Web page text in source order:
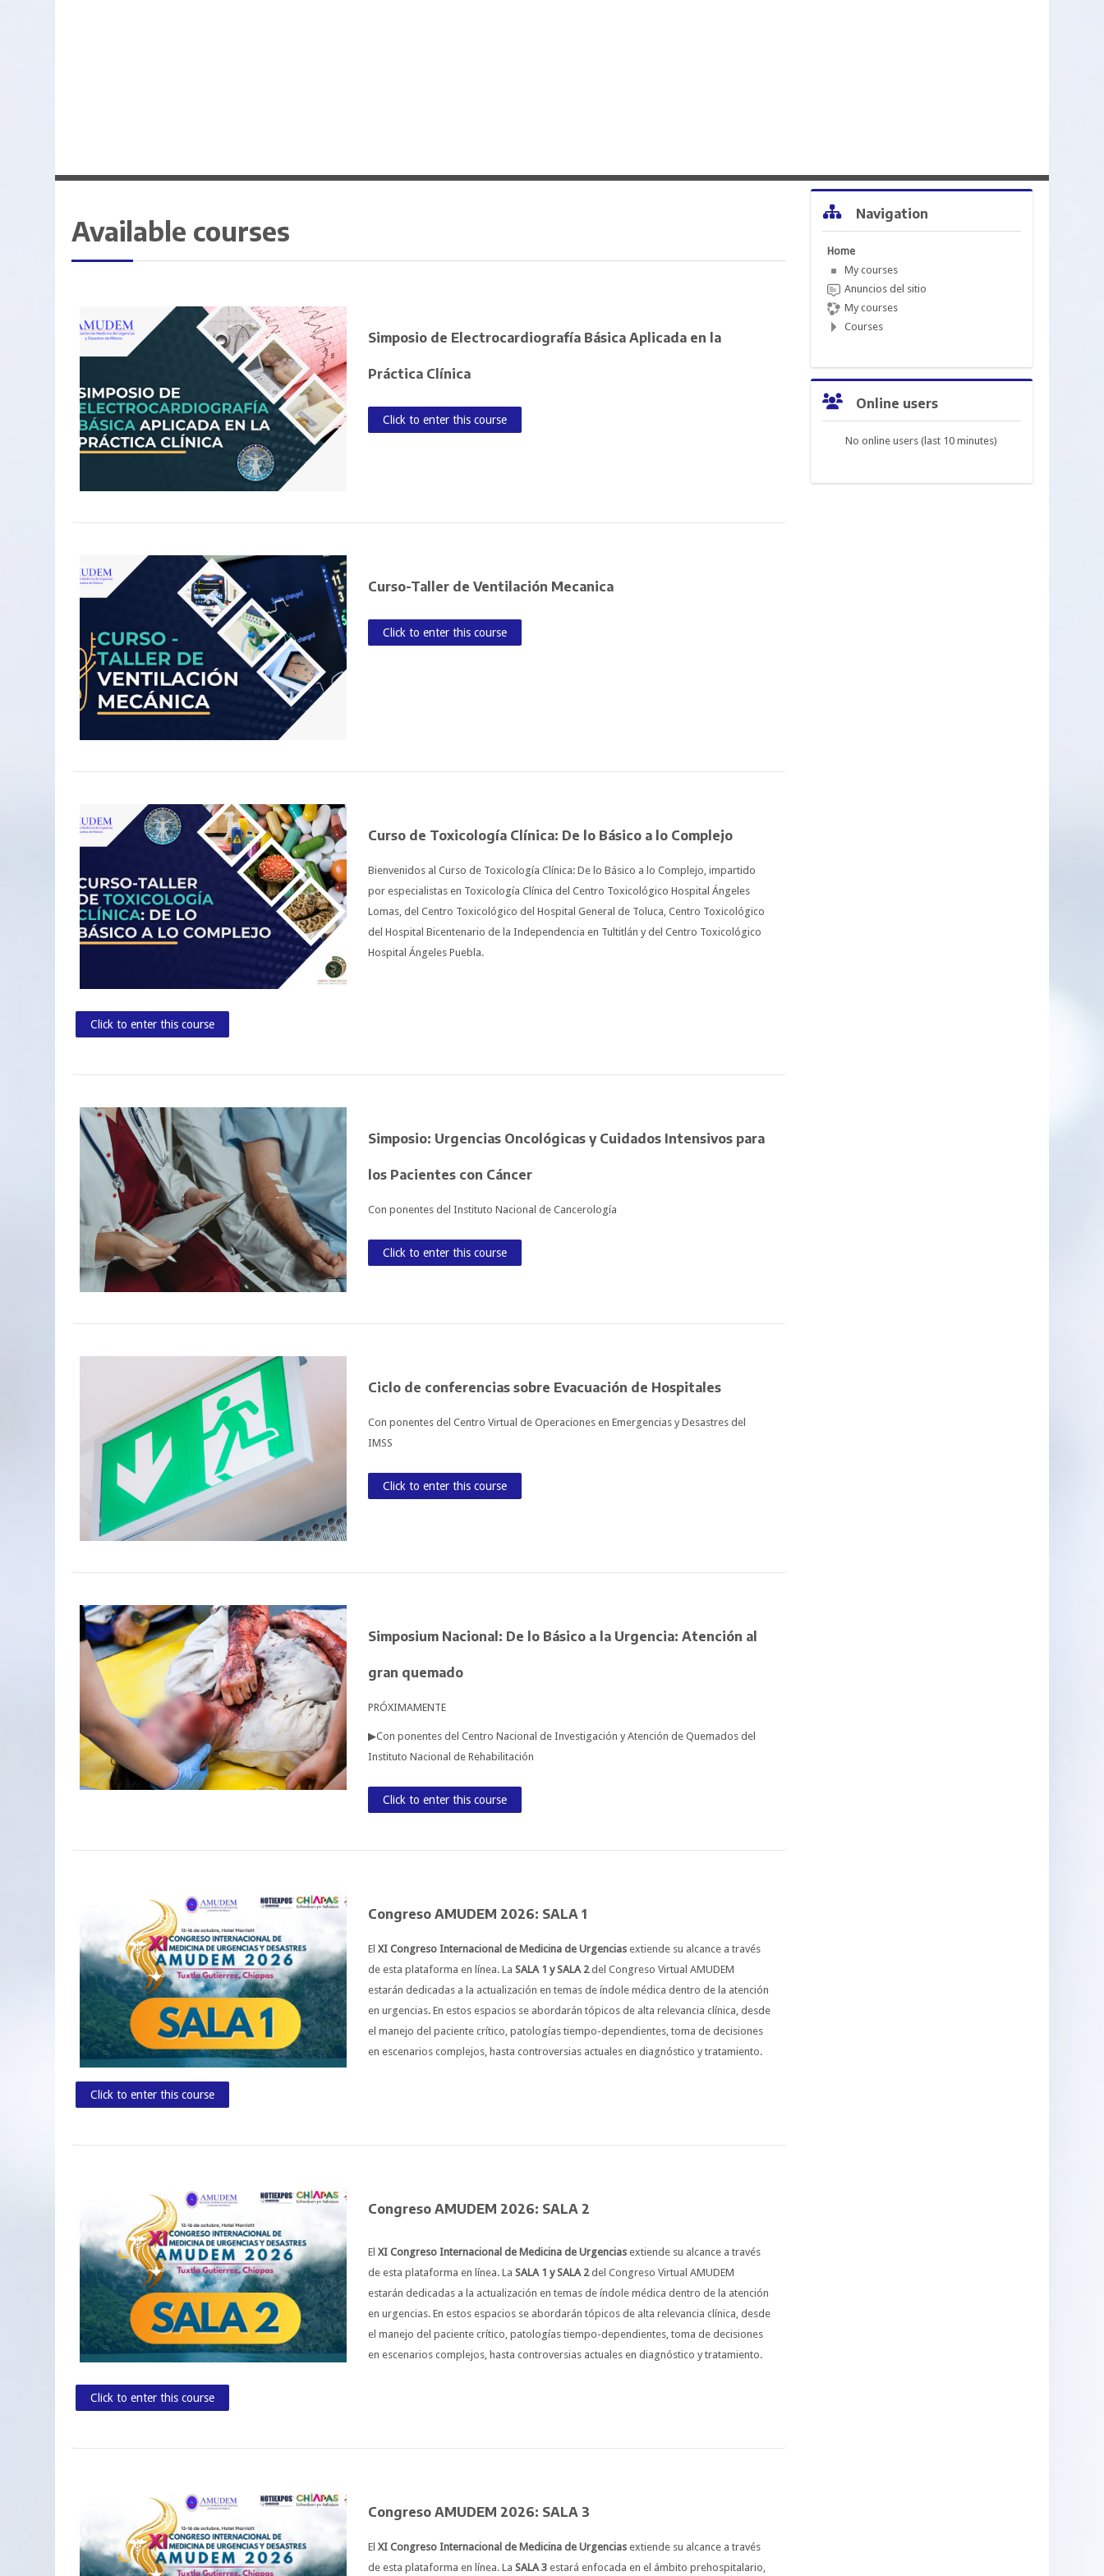
Available courses
Simposio de Electrocardiografía Básica Aplicada en la
Práctica Clínica
Click to enter this course
Curso-Taller de Ventilación Mecanica
Click to enter this course
Curso de Toxicología Clínica: De lo Básico a lo Complejo
Bienvenidos al Curso de Toxicología Clínica: De lo Básico a lo Complejo, impartido
por especialistas en Toxicología Clínica del Centro Toxicológico Hospital Ángeles
Lomas, del Centro Toxicológico del Hospital General de Toluca, Centro Toxicológico
del Hospital Bicentenario de la Independencia en Tultitlán y del Centro Toxicológico
Hospital Ángeles Puebla.
Click to enter this course
Simposio: Urgencias Oncológicas y Cuidados Intensivos para
los Pacientes con Cáncer
Con ponentes del Instituto Nacional de Cancerología
Click to enter this course
Ciclo de conferencias sobre Evacuación de Hospitales
Con ponentes del Centro Virtual de Operaciones en Emergencias y Desastres del
IMSS
Click to enter this course
Simposium Nacional: De lo Básico a la Urgencia: Atención al
gran quemado
PRÓXIMAMENTE
▶Con ponentes del Centro Nacional de Investigación y Atención de Quemados del
Instituto Nacional de Rehabilitación
Click to enter this course
Congreso AMUDEM 2026: SALA 1
ElXI Congreso Internacional de Medicina de Urgencias extiende su alcance a través
de esta plataforma en línea. LaSALA 1 y SALA 2del Congreso Virtual AMUDEM
estarán dedicadas a la actualización en temas de índole médica dentro de la atención
en urgencias. En estos espacios se abordarán tópicos de alta relevancia clínica, desde
el manejo del paciente crítico, patologías tiempo-dependientes, toma de decisiones
en escenarios complejos, hasta controversias actuales en diagnóstico y tratamiento.
Click to enter this course
Congreso AMUDEM 2026: SALA 2
ElXI Congreso Internacional de Medicina de Urgencias extiende su alcance a través
de esta plataforma en línea. LaSALA 1 y SALA 2del Congreso Virtual AMUDEM
estarán dedicadas a la actualización en temas de índole médica dentro de la atención
en urgencias. En estos espacios se abordarán tópicos de alta relevancia clínica, desde
el manejo del paciente crítico, patologías tiempo-dependientes, toma de decisiones
en escenarios complejos, hasta controversias actuales en diagnóstico y tratamiento.
Click to enter this course
Congreso AMUDEM 2026: SALA 3
ElXI Congreso Internacional de Medicina de Urgencias extiende su alcance a través
de esta plataforma en línea. LaSALA 3estará enfocada en el ámbito prehospitalario,
Navigation
Home
My courses
Anuncios del sitio
My courses
Courses
Online users
No online users (last 10 minutes)